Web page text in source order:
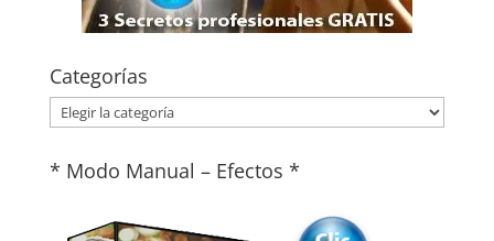
Categorías
Categorías
* Modo Manual – Efectos *